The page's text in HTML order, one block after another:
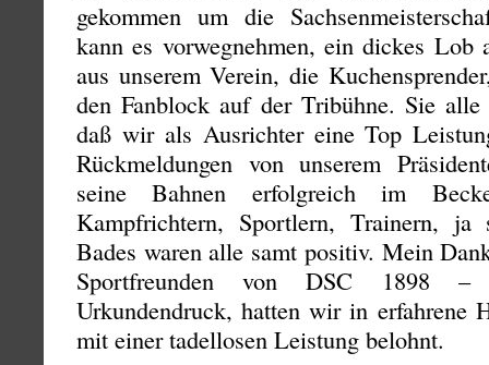
gekommen um die
kann es vorwegnehmen, ein dickes Lob
aus unserem Verein, die
den Fanblock auf der Tribühne. Sie alle
daß wir als Ausrichter eine Top
Rückmeldungen von unserem
seine Bahnen erfolgreich im
Kampfrichtern, Sportlern, Trainern, ja
Bades waren alle samt positiv. Mein
Sportfreunden von DSC 1898 –
Urkundendruck, hatten wir in erfahrene
mit einer tadellosen Leistung belohnt.